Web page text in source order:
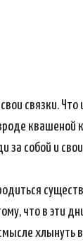
связки.
квашеной
за собой и
что в эти
хлынуть